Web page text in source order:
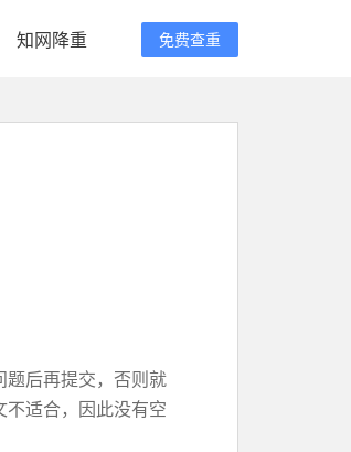
知网降重 免费查重
题后再提交，否则就
适合，因此没有空